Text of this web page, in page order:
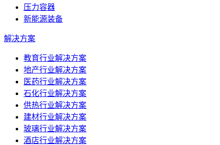
压力容器
新能源装备
解决方案
教育行业解决方案
地产行业解决方案
医药行业解决方案
石化行业解决方案
供热行业解决方案
建材行业解决方案
玻璃行业解决方案
酒店行业解决方案